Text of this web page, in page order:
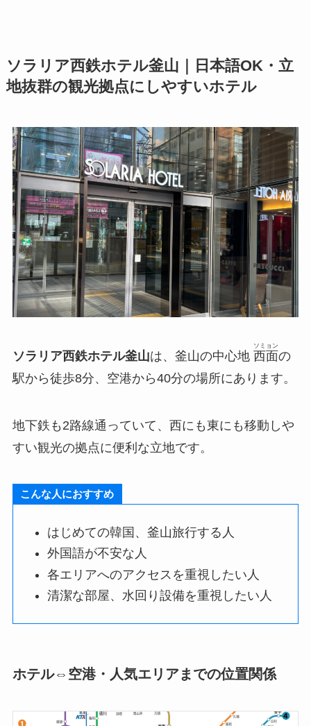
ソラリア西鉄ホテル釜山｜日本語OK・立
地抜群の観光拠点にしやすいホテル
ソラリア西鉄ホテル釜山は、釜山の中心地 西面
ソミョン
の
駅から徒歩8分、空港から40分の場所にあります。
地下鉄も2路線通っていて、西にも東にも移動しや
すい観光の拠点に便利な立地です。
こんな人におすすめ
はじめての韓国、釜山旅行する人
外国語が不安な人
各エリアへのアクセスを重視したい人
清潔な部屋、水回り設備を重視したい人
ホテル⇔空港・人気エリアまでの位置関係